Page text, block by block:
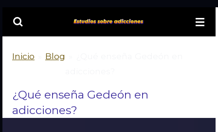
principal
Inicio Blog
¿Qué enseña Gedeón en
adicciones?